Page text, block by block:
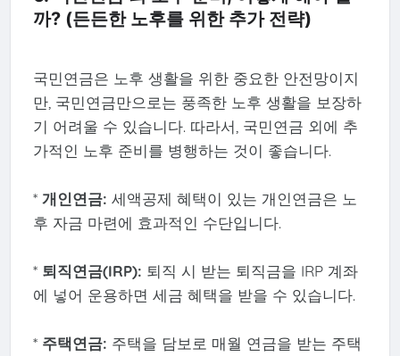
까? (든든한 노후를 위한 추가 전략)
국민연금은 노후 생활을 위한 중요한 안전망이지
만, 국민연금만으로는 풍족한 노후 생활을 보장하
기 어려울 수 있습니다. 따라서, 국민연금 외에 추
가적인 노후 준비를 병행하는 것이 좋습니다.
* 개인연금: 세액공제 혜택이 있는 개인연금은 노
후 자금 마련에 효과적인 수단입니다.
* 퇴직연금(IRP): 퇴직 시 받는 퇴직금을 IRP 계좌
에 넣어 운용하면 세금 혜택을 받을 수 있습니다.
* 주택연금: 주택을 담보로 매월 연금을 받는 주택